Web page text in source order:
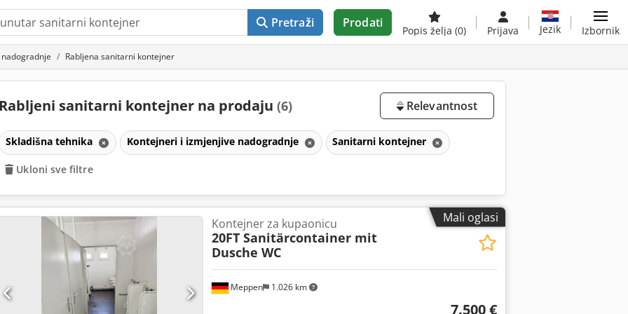
Pretraži Prodati
Popis želja (0) Prijava Jezik Izbornik
Rabljena sanitarni kontejner
Rabljeni sanitarni kontejner na prodaju (6) Relevantnost
Skladišna tehnika Kontejneri i izmjenjive nadogradnje Sanitarni kontejner
Ukloni sve filtre
Mali oglasi
Meppen 1.026 km
Kontejner za kupaonicu
20FT Sanitärcontainer mit
Dusche WC
7.500 €